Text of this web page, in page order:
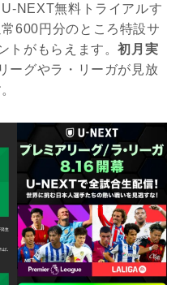
NEXT無料トライアルす
600円分のところ特設サ
トがもらえます。初月実
ーグやラ・リーガが見放